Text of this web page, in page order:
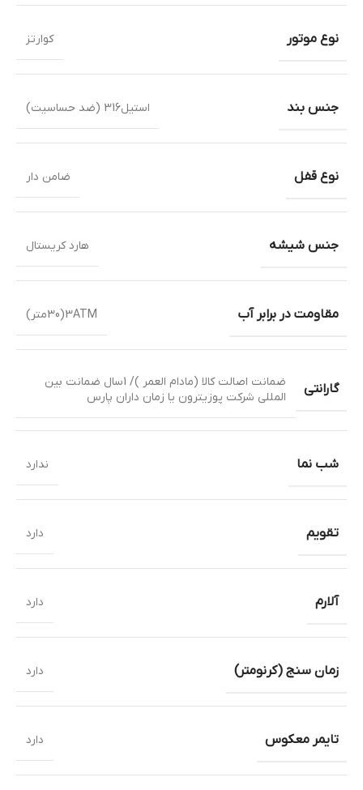
نوع موتور کوارتز
جنس بند استیل316 (ضد حساسیت)
نوع قفل ضامن دار
جنس شیشه هارد کریستال
مقاومت در برابر آب 3ATM(30متر)
گارانتی
ضمانت اصالت کالا (مادام العمر )/ 1سال ضمانت بین
المللی شرکت پوزیترون یا زمان داران پارس
شب نما ندارد
تقویم دارد
آلارم دارد
زمان سنج (کرنومتر) دارد
تایمر معکوس دارد